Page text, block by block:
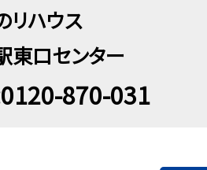
リハウス
東口センター
870-031